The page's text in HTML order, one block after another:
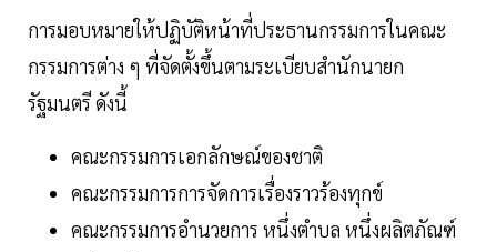
การมอบหมายให้ปฏิบัติหน้าที่ประธานกรรมการในคณะ
กรรมการต่าง ๆ ที่จัดตั้งขึ้นตามระเบียบสำนักนายก
รัฐมนตรี ดังนี้
คณะกรรมการเอกลักษณ์ของชาติ
คณะกรรมการการจัดการเรื่องราวร้องทุกข์
คณะกรรมการอำนวยการ หนึ่งตำบล หนึ่งผลิตภัณฑ์